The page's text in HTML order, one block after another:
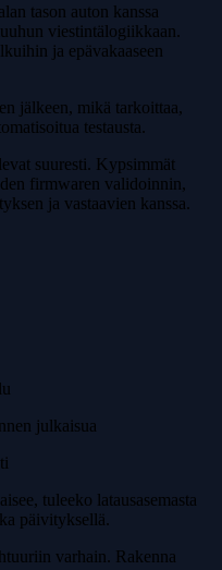
tason auton kanssa
viestintälogiikkaan.
ja epävakaaseen
jälkeen, mikä tarkoittaa,
testausta.
suuresti. Kypsimmät
firmwaren validoinnin,
ja vastaavien kanssa.
julkaisua
tuleeko latausasemasta
päivityksellä.
varhain. Rakenna